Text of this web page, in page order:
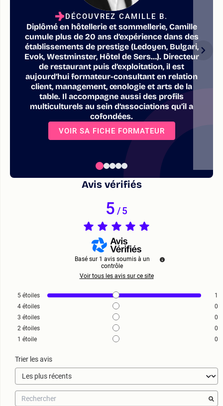
DÉCOUVREZ CAMILLE B.
Diplômé en hôtellerie et sommellerie, Camille
cumule plus de 20 ans d’expérience dans des
établissements de prestige (Ledoyen, Bulgari,
Evok, Westminster, Hôtel de Sers…). Directeur
de restaurant puis d’exploitation, il est
aujourd’hui formateur-consultant en relation
client, management, œnologie et arts de la
table. Il accompagne aussi des profils
multiculturels au sein d’associations qu’il a
cofondées.
VOIR SA FICHE FORMATEUR
Avis vérifiés
5/5
Basé sur 1 avis soumis à un
contrôle
Voir tous les avis sur ce site
5 étoiles
1
4 étoiles
0
3 étoiles
0
2 étoiles
0
1 étoile 0
Trier les avis